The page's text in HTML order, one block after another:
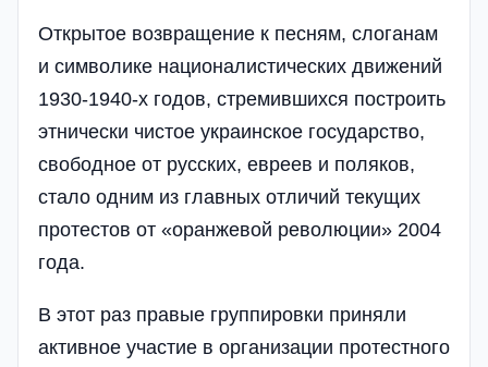
Открытое возвращение к песням, слоганам
и символике националистических движений
1930-1940-х годов, стремившихся построить
этнически чистое украинское государство,
свободное от русских, евреев и поляков,
стало одним из главных отличий текущих
протестов от «оранжевой революции» 2004
года.
В этот раз правые группировки приняли
активное участие в организации протестного